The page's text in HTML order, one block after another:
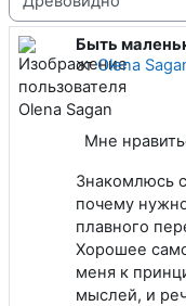
Режим отображения
Быть
отOlena
Количество
Мне
Знакомлюсь
почему
плавного
Хорошее
меня к
мыслей, и